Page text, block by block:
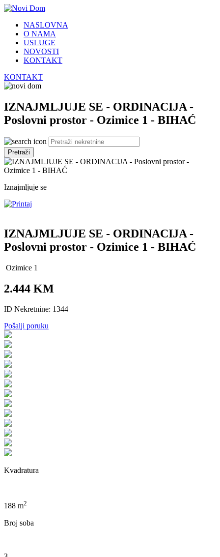
NASLOVNA
O NAMA
USLUGE
NOVOSTI
KONTAKT
KONTAKT
IZNAJMLJUJE SE - ORDINACIJA -
Poslovni prostor - Ozimice 1 - BIHAĆ
Pretraži
Iznajmljuje se
IZNAJMLJUJE SE - ORDINACIJA -
Poslovni prostor - Ozimice 1 - BIHAĆ
Ozimice 1
2.444 KM
ID Nekretnine: 1344
Pošalji poruku
Kvadratura
188 m2
Broj soba